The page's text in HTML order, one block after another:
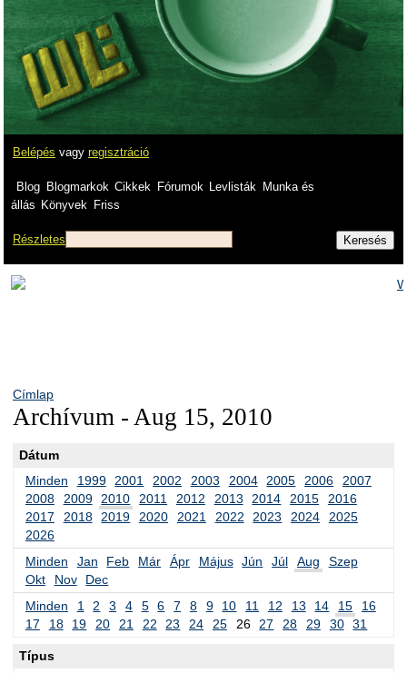
Belépés vagy regisztráció
Blog Blogmarkok Cikkek Fórumok Levlisták
Munka és
állás Könyvek Friss
Részletes
Címlap
Archívum - Aug 15, 2010
Dátum
Minden
1999 2001 2002 2003 2004 2005 2006
2007
2008
2009 2010 2011 2012 2013 2014 2015
2016
2017
2018 2019 2020 2021 2022 2023 2024
2025
2026
Minden
Jan Feb Már Ápr Május Jún Júl Aug
Szep
Okt
Nov
Dec
Minden
1 2 3 4 5 6 7 8 9 10 11 12 13 14 15
16
17
18 19 20 21 22 23 24 25 26 27 28 29 30 31
Típus